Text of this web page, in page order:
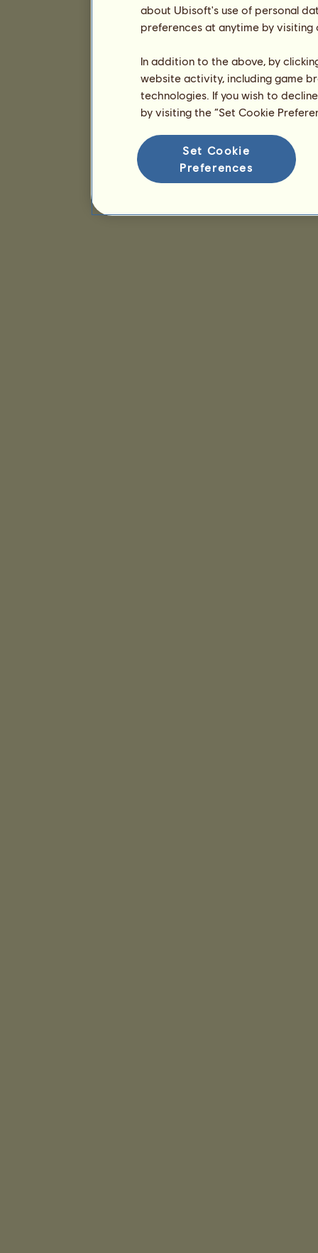
about Ubisoft's use of personal
preferences at anytime by
In addition to the above, by
website activity, including game
technologies. If you wish to
by visiting the “Set Cookie
Set Cookie
Preferences